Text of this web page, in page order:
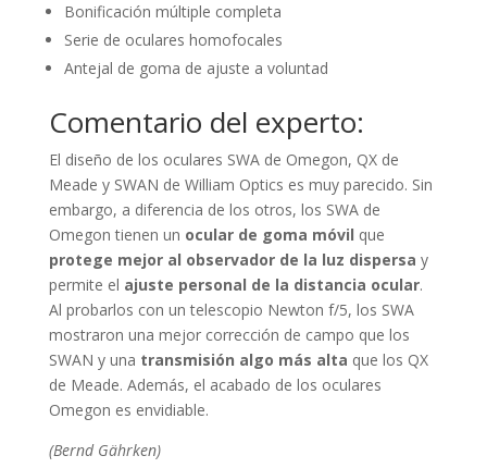
Bonificación múltiple completa
Serie de oculares homofocales
Antejal de goma de ajuste a voluntad
Comentario del experto:
El diseño de los oculares SWA de Omegon, QX de
Meade y SWAN de William Optics es muy parecido. Sin
embargo, a diferencia de los otros, los SWA de
Omegon tienen un ocular de goma móvil que
protege mejor al observador de la luz dispersa y
permite el ajuste personal de la distancia ocular.
Al probarlos con un telescopio Newton f/5, los SWA
mostraron una mejor corrección de campo que los
SWAN y una transmisión algo más alta que los QX
de Meade. Además, el acabado de los oculares
Omegon es envidiable.
(Bernd Gährken)